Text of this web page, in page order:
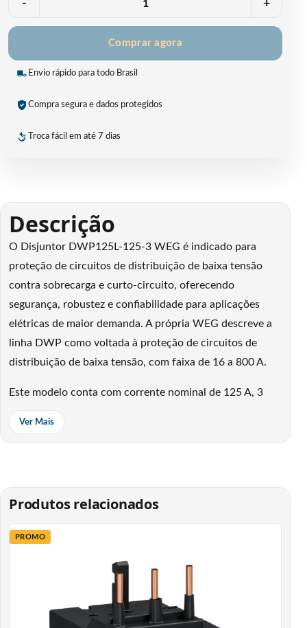
- +
Comprar agora
Envio rápido para todo Brasil
Compra segura e dados protegidos
Troca fácil em até 7 dias
Descrição
O Disjuntor DWP125L-125-3 WEG é indicado para
proteção de circuitos de distribuição de baixa tensão
contra sobrecarga e curto-circuito, oferecendo
segurança, robustez e confiabilidade para aplicações
elétricas de maior demanda. A própria WEG descreve a
linha DWP como voltada à proteção de circuitos de
distribuição de baixa tensão, com faixa de 16 a 800 A.
Este modelo conta com corrente nominal de 125 A, 3
polos e capacidade de interrupção de 20 kA em 400
VCA, sendo uma excelente escolha para instalações
também é descrito como disjuntor magnético e térmico
fixo.
Sua estrutura em caixa moldada proporciona mais
contribuir para uma operação segura e confiável. É ideal
para quem procura um disjuntor tripolar 125 A, disjuntor
caixa moldada 20 kA, proteção elétrica para baixa
Ver Mais
Produtos relacionados
PROMO